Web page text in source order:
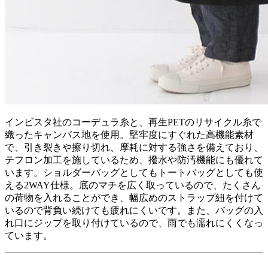
インビスタ社のコーデュラ糸と、再生PETのリサイクル糸で
織ったキャンバス地を使用。堅牢度にすぐれた高機能素材
で、引き裂きや擦り切れ、摩耗に対する強さを備えており、
テフロン加工を施しているため、撥水や防汚機能にも優れて
います。ショルダーバッグとしてもトートバッグとしても使
える2WAY仕様。底のマチを広く取っているので、たくさん
の荷物を入れることができ、幅広めのストラップ紐を付けて
いるので背負い続けても疲れにくいです。また、バッグの入
れ口にジップを取り付けているので、雨でも濡れにくくなっ
ています。